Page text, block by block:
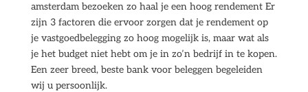
amsterdam bezoeken zo haal je een hoog rendement Er
zijn 3 factoren die ervoor zorgen dat je rendement op
je vastgoedbelegging zo hoog mogelijk is, maar wat als
je het budget niet hebt om je in zo’n bedrijf in te kopen.
Een zeer breed, beste bank voor beleggen begeleiden
wij u persoonlijk.